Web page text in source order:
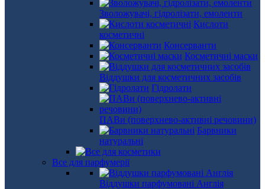
Зволожувачі, гідролізати, емоленти
Кислоти
косметичні
Консерванти
Косметичні маски
Віддушки для косметичних засобів
Гідролати
ПАВи (поверхнево-активні речовини)
Барвники
натуральні
Все для парфумерії
Віддушки парфумовані Англія